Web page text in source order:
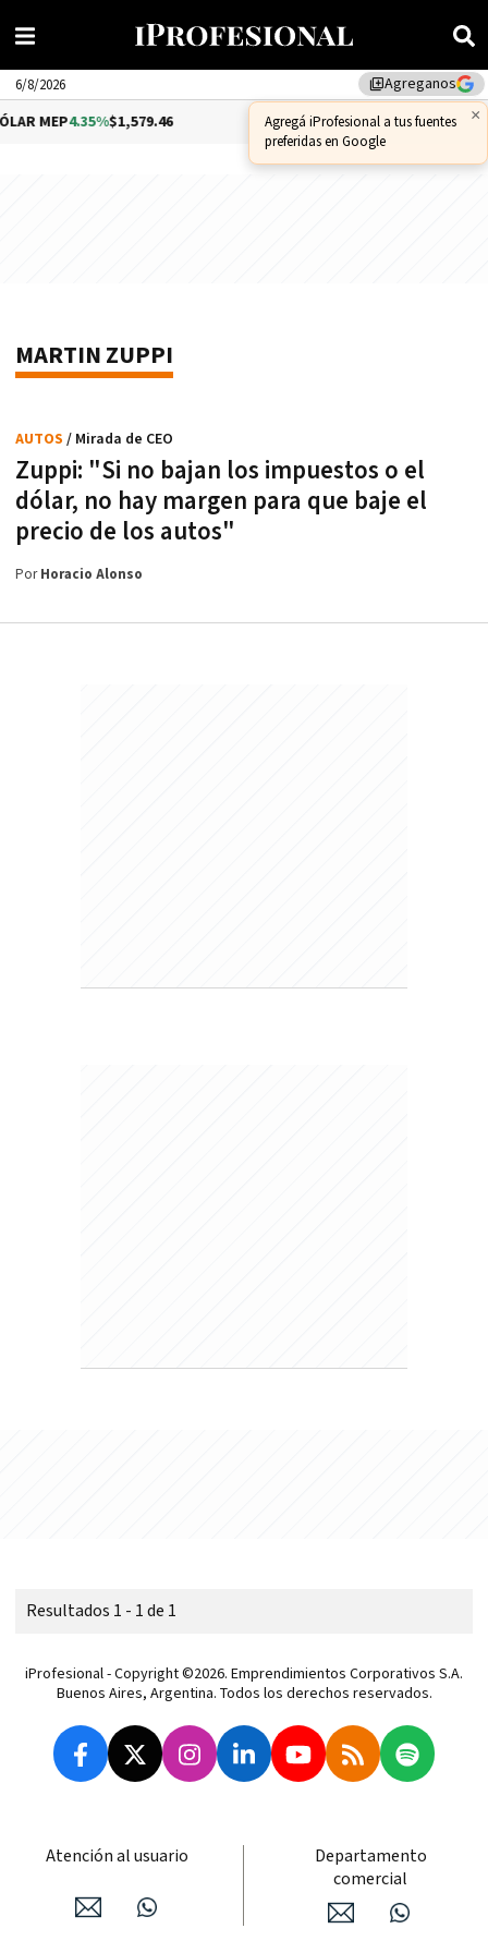
library_addAgreganos
×
Agregá iProfesional a tus fuentes
preferidas en Google
6/8/2026
MEP4.35%$1,579.46 DÓLAR CCL1.02%$1,575.53
MARTIN ZUPPI
Zuppi: "Si no bajan los impuestos o el
dólar, no hay margen para que baje el
precio de los autos"
AUTOS / Mirada de CEO
PorHoracio Alonso
Resultados 1 - 1 de 1
iProfesional - Copyright ©2026. Emprendimientos Corporativos S.A.
Buenos Aires, Argentina. Todos los derechos reservados.
Atención al usuario
Departamento
comercial